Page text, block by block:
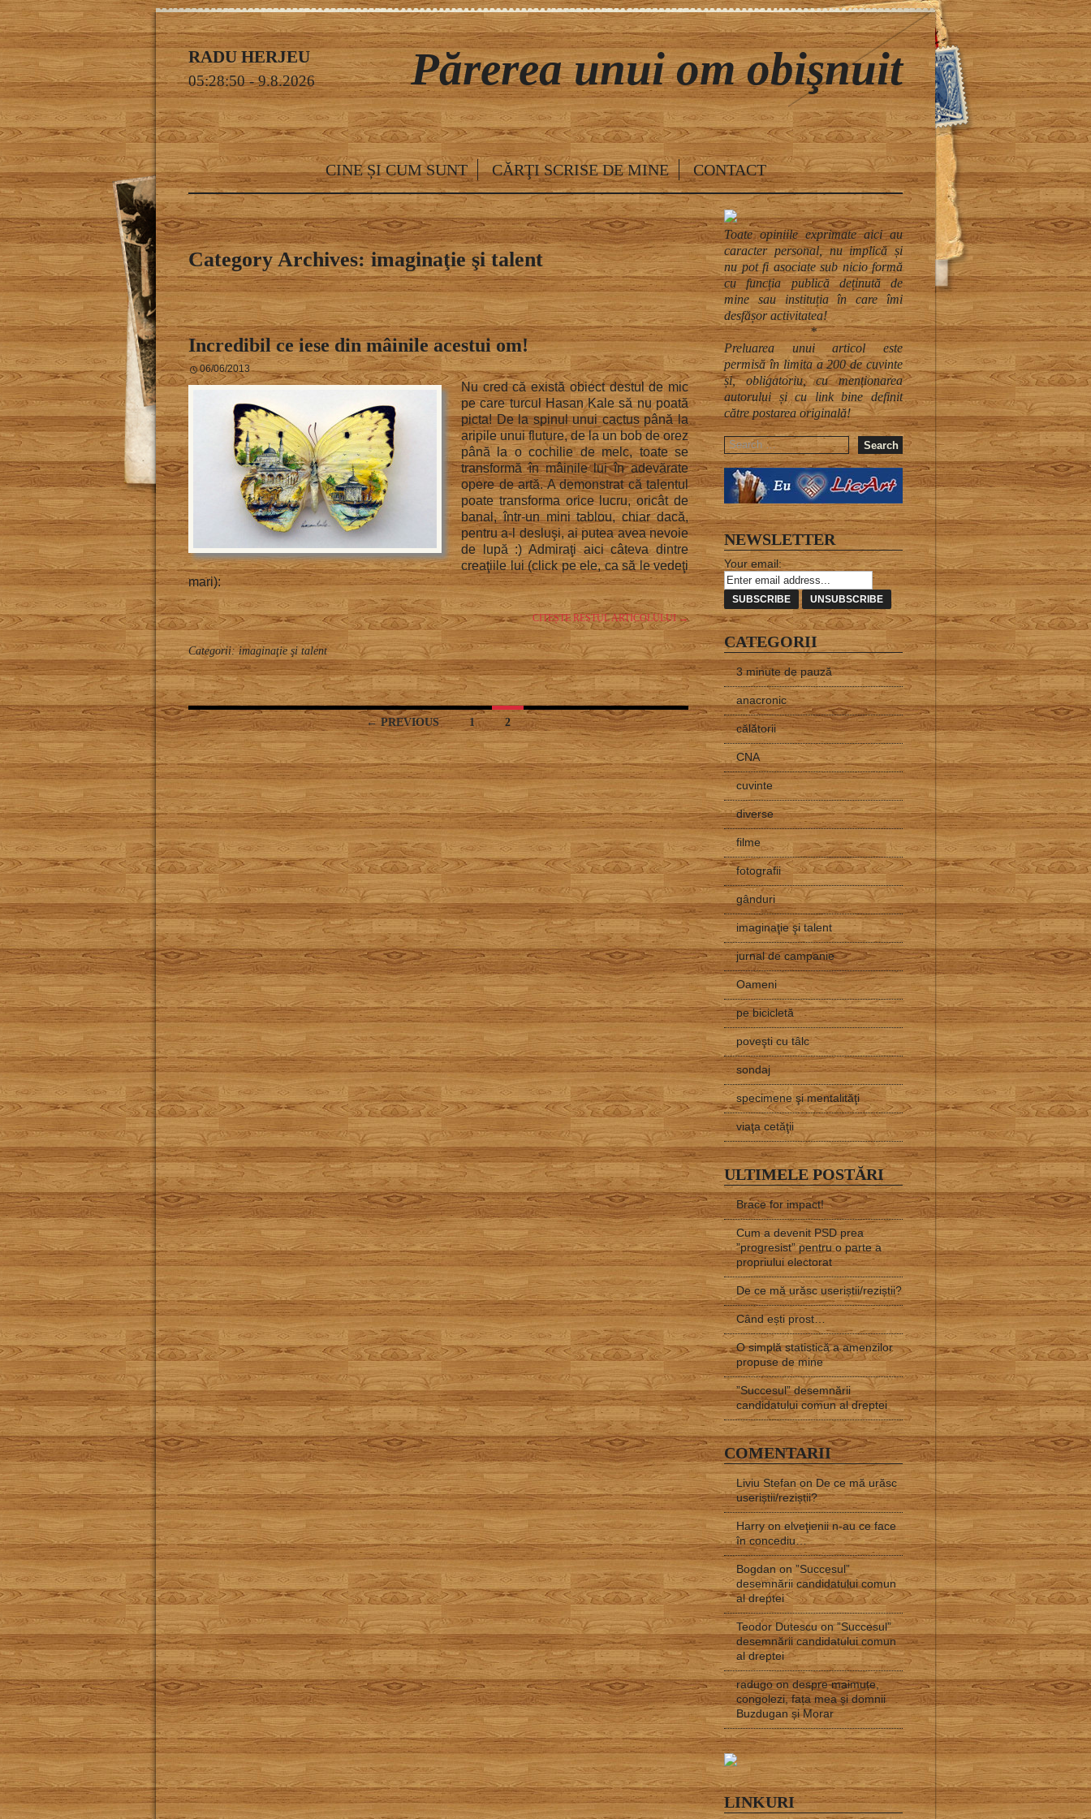
RADU HERJEU
05:28:51 - 9.8.2026 Părerea unui om obişnuit
SKIP TO CONTENT
CINE ȘI CUM SUNT CĂRŢI SCRISE DE MINE CONTACT
Category Archives: imaginaţie şi talent
Incredibil ce iese din mâinile acestui om!
06/06/2013
Nu cred că există obiect destul de mic
pe care turcul Hasan Kale să nu poată
picta! De la spinul unui cactus până la
aripile unui fluture, de la un bob de orez
până la o cochilie de melc, toate se
transformă în mâinile lui în adevărate
opere de artă. A demonstrat că talentul
poate transforma orice lucru, oricât de
banal, într-un mini tablou, chiar dacă,
pentru a-l desluşi, ai putea avea nevoie
de lupă :) Admiraţi aici câteva dintre
creaţiile lui (click pe ele, ca să le vedeţi
mari):
CITEȘTE RESTUL ARTICOLULUI→
Categorii:imaginaţie şi talent
Posts
navigation
← PREVIOUS 1 2
Toate opiniile exprimate aici au
caracter personal, nu implică și
nu pot fi asociate sub nicio formă
cu funcția publică deținută de
mine sau instituția în care îmi
desfășor activitatea!
*
Preluarea unui articol este
permisă în limita a 200 de cuvinte
și, obligatoriu, cu menționarea
autorului și cu link bine definit
către postarea originală!
Search
for:
NEWSLETTER
Your email:
CATEGORII
3 minute de pauză
anacronic
călătorii
CNA
cuvinte
diverse
filme
fotografii
gânduri
imaginaţie şi talent
jurnal de campanie
Oameni
pe bicicletă
poveşti cu tâlc
sondaj
specimene şi mentalităţi
viaţa cetăţii
ULTIMELE POSTĂRI
Brace for impact!
Cum a devenit PSD prea
”progresist” pentru o parte a
propriului electorat
De ce mă urăsc useriștii/reziștii?
Când ești prost…
O simplă statistică a amenzilor
propuse de mine
”Succesul” desemnării
candidatului comun al dreptei
COMENTARII
Liviu Stefanon De ce mă urăsc
useriștii/reziștii?
Harryonelveţienii n-au ce face
în concediu…
Bogdan on ”Succesul”
desemnării candidatului comun
al dreptei
Teodor Dutescuon”Succesul”
desemnării candidatului comun
al dreptei
radugoondespre maimuțe,
congolezi, fața mea și domnii
Buzdugan și Morar
LINKURI